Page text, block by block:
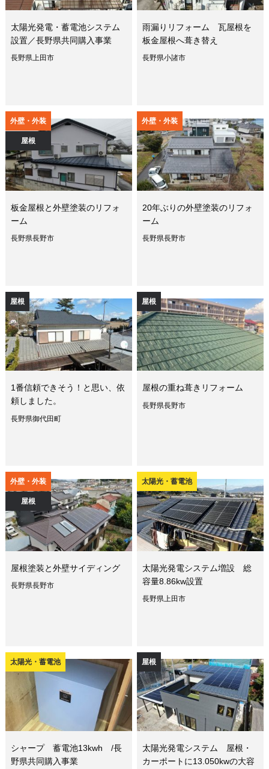
太陽光発電・蓄電池システム
設置／長野県共同購入事業
長野県上田市
雨漏りリフォーム 瓦屋根を
板金屋根へ葺き替え
長野県小諸市
外壁・外装
屋根
板金屋根と外壁塗装のリフォ
ーム
長野県長野市
外壁・外装
20年ぶりの外壁塗装のリフォ
ーム
長野県長野市
屋根
1番信頼できそう！と思い、依
頼しました。
長野県御代田町
屋根
屋根の重ね葺きリフォーム
長野県長野市
外壁・外装
屋根
屋根塗装と外壁サイディング
長野県長野市
太陽光・蓄電池
太陽光発電システム増設 総
容量8.86kw設置
長野県上田市
太陽光・蓄電池
シャープ 蓄電池13kwh /長
野県共同購入事業
屋根
太陽光発電システム 屋根・
カーポートに13.050kwの大容